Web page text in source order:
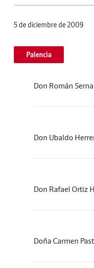
5 de diciembre de 2009
Palencia
Don Román
Don Ubaldo
Don Rafael Ortiz
Doña Carmen